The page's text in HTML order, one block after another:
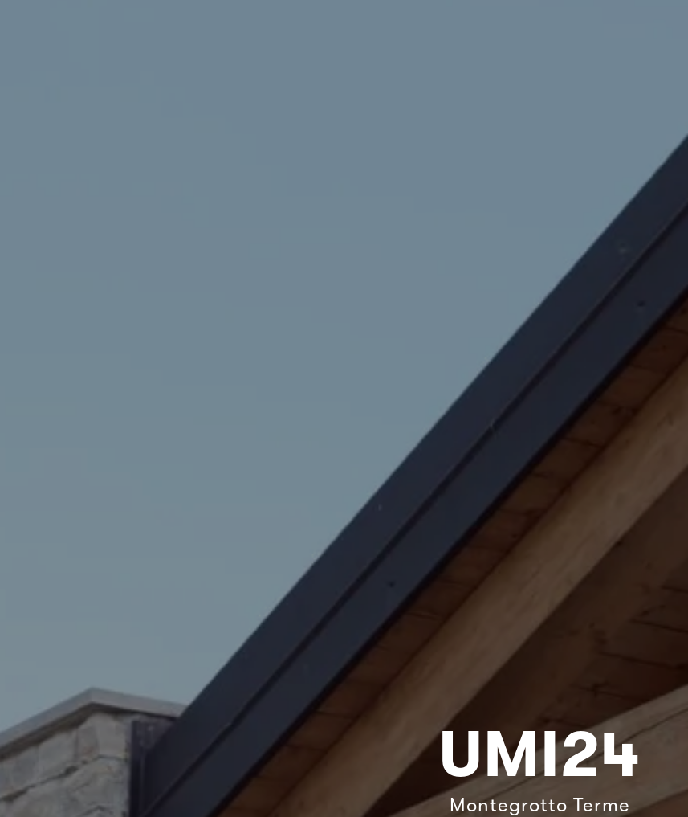
UMI24
Montegrotto Terme